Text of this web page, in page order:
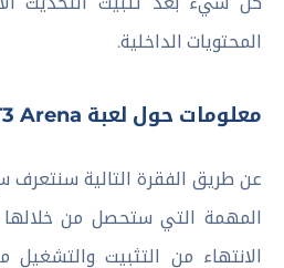
المحتويات الداخلية.
معلومات حول لعبة T3 Arena التحديث الأخير
عن طريق الفقرة التالية
المهمة التي ستحصل من خلالها
الانتهاء من التثبيت والتشغيل